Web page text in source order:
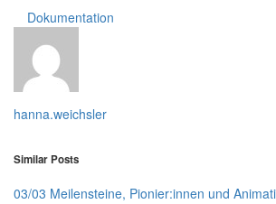
Dokumentation
hanna.weichsler
Similar Posts
03/03 Meilensteine, Pionier:innen und